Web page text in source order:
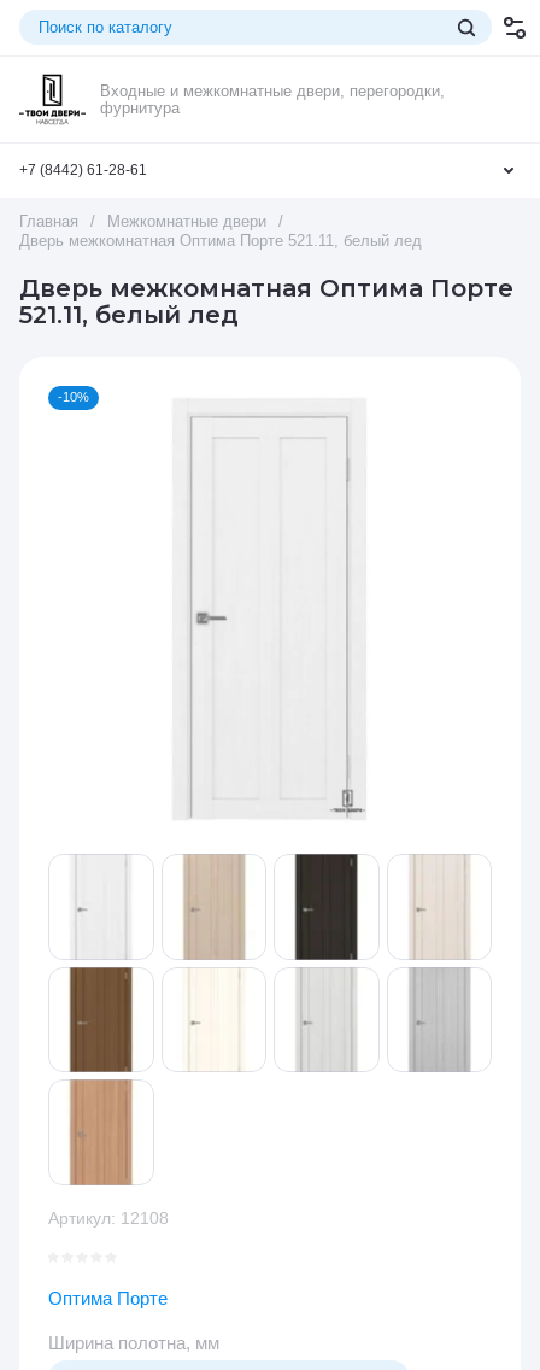
Входные и межкомнатные двери, перегородки,
фурнитура
+7 (8442) 61-28-61
Главная / Межкомнатные двери
/
Дверь межкомнатная Оптима Порте 521.11, белый лед
Дверь межкомнатная Оптима Порте
521.11, белый лед
-10%
Артикул: 12108
Оптима Порте
Ширина полотна, мм